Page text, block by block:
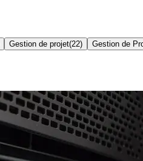
Gestion de projet(22) Gestion de